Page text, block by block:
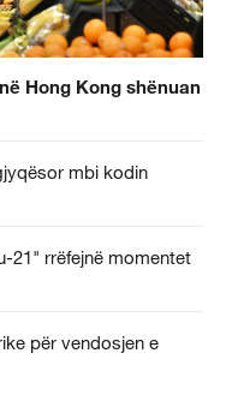
Hong Kong shënuan
mbi kodin
21" rrëfejnë momentet
për vendosjen e